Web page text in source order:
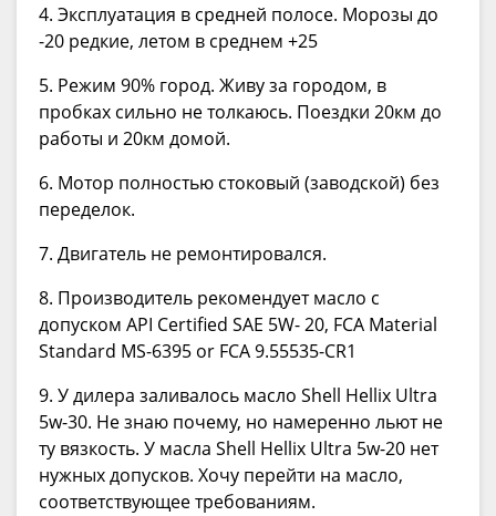
4. Эксплуатация в средней полосе. Морозы до
-20 редкие, летом в среднем +25
5. Режим 90% город. Живу за городом, в
пробках сильно не толкаюсь. Поездки 20км до
работы и 20км домой.
6. Мотор полностью стоковый (заводской) без
переделок.
7. Двигатель не ремонтировался.
8. Производитель рекомендует масло с
допуском API Certified SAE 5W- 20, FCA Material
Standard MS-6395 or FCA 9.55535-CR1
9. У дилера заливалось масло Shell Hellix Ultra
5w-30. Не знаю почему, но намеренно льют не
ту вязкость. У масла Shell Hellix Ultra 5w-20 нет
нужных допусков. Хочу перейти на масло,
соответствующее требованиям.